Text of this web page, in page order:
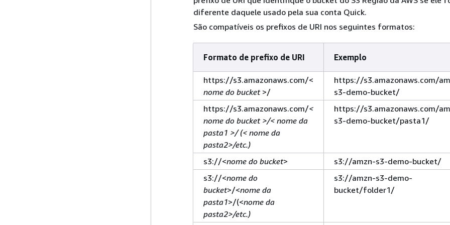
diferente daquele usado pela sua conta Quick.
São compatíveis os prefixos de URI nos seguintes formatos:
Formato de prefixo de URI Exemplo
https://s3.amazonaws.com/<
nome do bucket>/
https://s3.amazonaws.com/
s3-demo-bucket/
https://s3.amazonaws.com/<
nome do bucket >/< nome da
pasta1 >/ (< nome da
pasta2>/etc.)
https://s3.amazonaws.com/
s3-demo-bucket/pasta1/
s3://<nome do bucket>
s3://amzn-s3-demo-bucket/
s3://<nome do
bucket>/<nome da
pasta1>/(<nome da
pasta2>/etc.)
s3://amzn-s3-demo-
bucket/folder1/